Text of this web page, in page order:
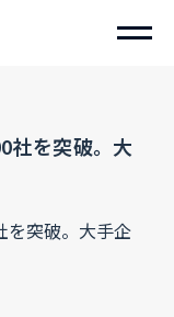
社を突破。大